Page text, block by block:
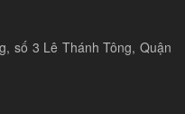
số 3 Lê Thánh Tông, Quận